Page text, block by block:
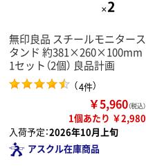
無印良品 スチールモニタース
タンド 約381×260×100mm
1セット（2個） 良品計画
（4件）
￥5,960（税込）
1個あたり ￥2,980
入荷予定：2026年10月上旬
アスクル在庫商品